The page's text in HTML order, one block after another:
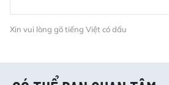
Xin vui lòng gõ tiếng Việt có dấu